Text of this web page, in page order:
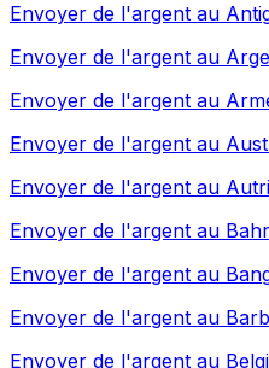
Envoyer de l'argent au
Envoyer de l'argent au
Envoyer de l'argent au
Envoyer de l'argent au
Envoyer de l'argent au
Envoyer de l'argent au
Envoyer de l'argent au
Envoyer de l'argent au
Envoyer de l'argent au